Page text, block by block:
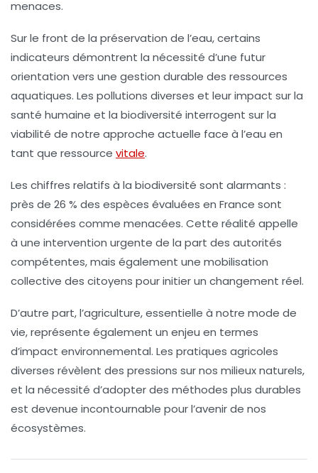
menaces.
Sur le front de la préservation de l’eau, certains
indicateurs démontrent la nécessité d’une futur
orientation vers une gestion durable des ressources
aquatiques. Les pollutions diverses et leur impact sur la
santé humaine et la biodiversité interrogent sur la
viabilité de notre approche actuelle face à l’eau en
tant que ressource vitale.
Les chiffres relatifs à la biodiversité sont alarmants :
près de 26 % des espèces évaluées en France sont
considérées comme menacées. Cette réalité appelle
à une intervention urgente de la part des autorités
compétentes, mais également une mobilisation
collective des citoyens pour initier un changement réel.
D’autre part, l’agriculture, essentielle à notre mode de
vie, représente également un enjeu en termes
d’impact environnemental. Les pratiques agricoles
diverses révèlent des pressions sur nos milieux naturels,
et la nécessité d’adopter des méthodes plus durables
est devenue incontournable pour l’avenir de nos
écosystèmes.